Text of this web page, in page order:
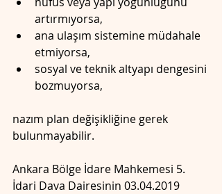
artırmıyorsa,
ana ulaşım sistemine müdahale
etmiyorsa,
sosyal ve teknik altyapı dengesini
bozmuyorsa,
nazım plan değişikliğine gerek
bulunmayabilir.
Ankara Bölge İdare Mahkemesi 5.
İdari Dava Dairesinin 03.04.2019